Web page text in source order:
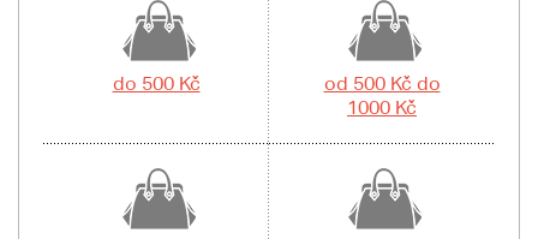
do 500 Kč
od 500 Kč do
1000 Kč